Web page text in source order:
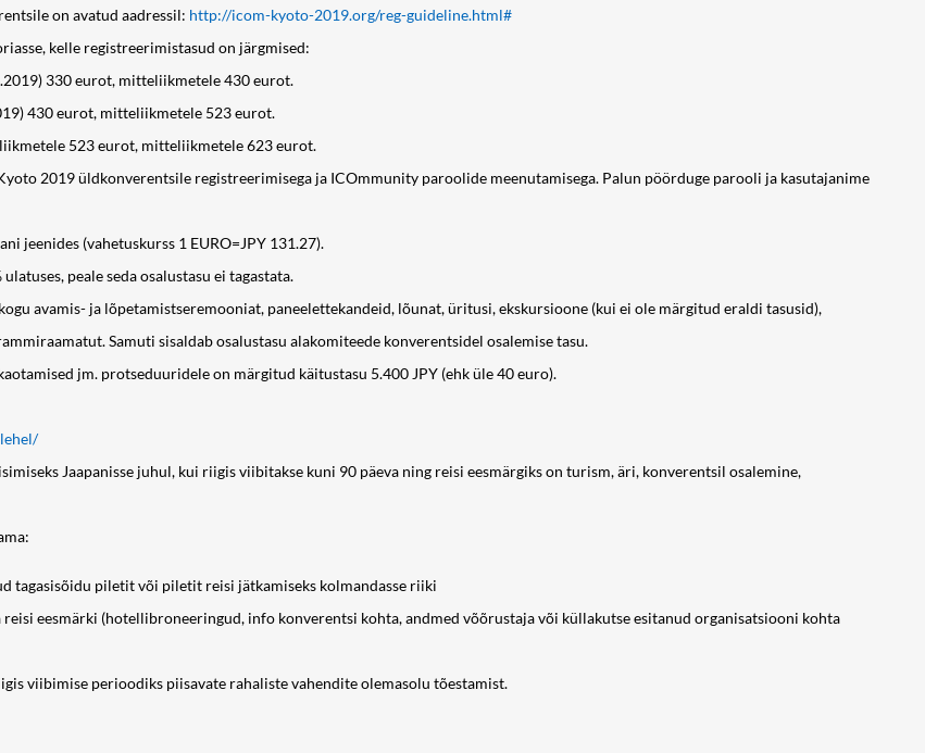
on avatud aadressil: http://icom-kyoto-2019.org/reg-guideline.html#
kelle registreerimistasud on järgmised:
330 eurot, mitteliikmetele 430 eurot.
430 eurot, mitteliikmetele 523 eurot.
523 eurot, mitteliikmetele 623 eurot.
2019 üldkonverentsile registreerimisega ja ICOmmunity paroolide meenutamisega. Palun pöörduge parooli ja kasutajanime
jeenides (vahetuskurss 1 EURO=JPY 131.27).
peale seda osalustasu ei tagastata.
avamis- ja lõpetamistseremooniat, paneelettekandeid, lõunat, üritusi, ekskursioone (kui ei ole märgitud eraldi tasusid),
Samuti sisaldab osalustasu alakomiteede konverentsidel osalemise tasu.
jm. protseduuridele on märgitud käitustasu 5.400 JPY (ehk üle 40 euro).
Jaapanisse juhul, kui riigis viibitakse kuni 90 päeva ning reisi eesmärgiks on turism, äri, konverentsil osalemine,
tagasisõidu piletit või piletit reisi jätkamiseks kolmandasse riiki
eesmärki (hotellibroneeringud, info konverentsi kohta, andmed võõrustaja või küllakutse esitanud organisatsiooni kohta
viibimise perioodiks piisavate rahaliste vahendite olemasolu tõestamist.